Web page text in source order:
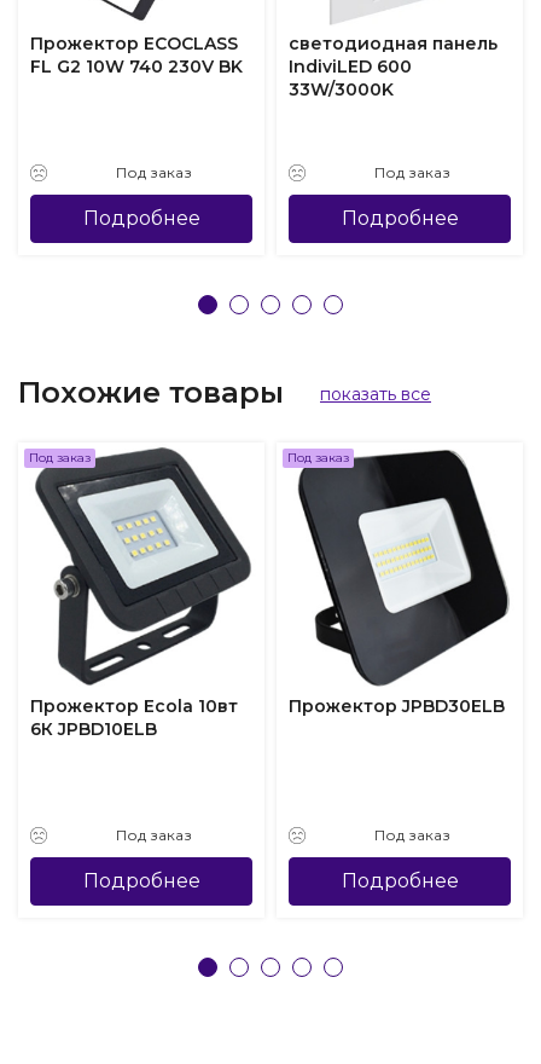
Прожектор ECOCLASS
FL G2 10W 740 230V BK
Под заказ
Подробнее
светодиодная панель
IndiviLED 600
33W/3000K
Под заказ
Подробнее
Похожие товары показать все
Под заказ
Прожектор Ecola 10вт
6К JPBD10ELB
Под заказ
Подробнее
Под заказ
Прожектор JPBD30ELB
Под заказ
Подробнее